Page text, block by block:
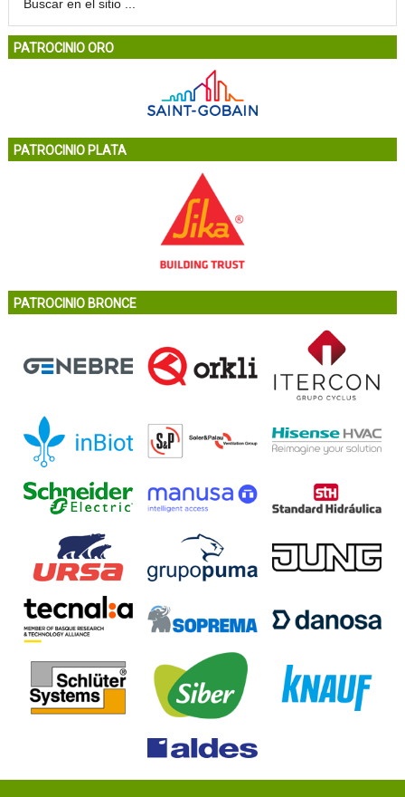
PATROCINIO ORO
PATROCINIO PLATA
PATROCINIO BRONCE